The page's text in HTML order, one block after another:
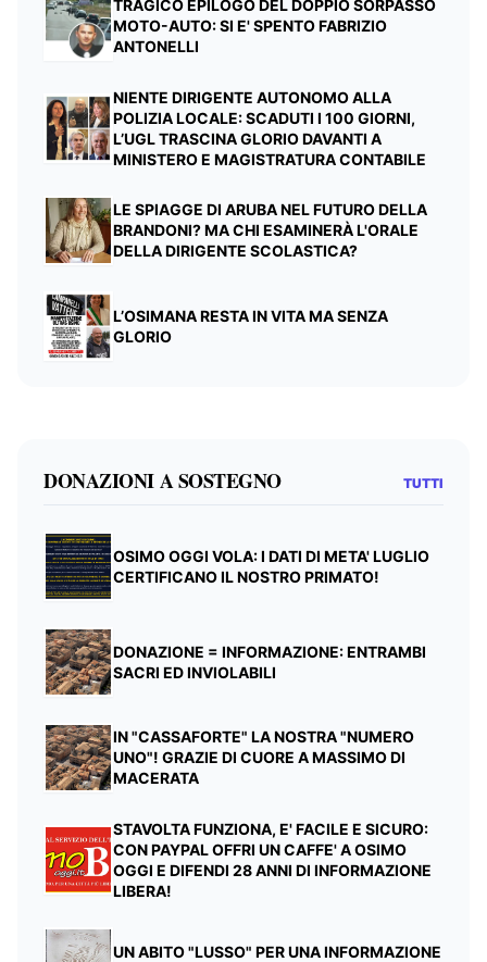
TRAGICO EPILOGO DEL DOPPIO SORPASSO
MOTO-AUTO: SI E' SPENTO FABRIZIO
ANTONELLI
NIENTE DIRIGENTE AUTONOMO ALLA
POLIZIA LOCALE: SCADUTI I 100 GIORNI,
L’UGL TRASCINA GLORIO DAVANTI A
MINISTERO E MAGISTRATURA CONTABILE
LE SPIAGGE DI ARUBA NEL FUTURO DELLA
BRANDONI? MA CHI ESAMINERÀ L'ORALE
DELLA DIRIGENTE SCOLASTICA?
L’OSIMANA RESTA IN VITA MA SENZA
GLORIO
DONAZIONI A SOSTEGNO TUTTI
OSIMO OGGI VOLA: I DATI DI META' LUGLIO
CERTIFICANO IL NOSTRO PRIMATO!
DONAZIONE = INFORMAZIONE: ENTRAMBI
SACRI ED INVIOLABILI
IN "CASSAFORTE" LA NOSTRA "NUMERO
UNO"! GRAZIE DI CUORE A MASSIMO DI
MACERATA
STAVOLTA FUNZIONA, E' FACILE E SICURO:
CON PAYPAL OFFRI UN CAFFE' A OSIMO
OGGI E DIFENDI 28 ANNI DI INFORMAZIONE
LIBERA!
UN ABITO "LUSSO" PER UNA INFORMAZIONE